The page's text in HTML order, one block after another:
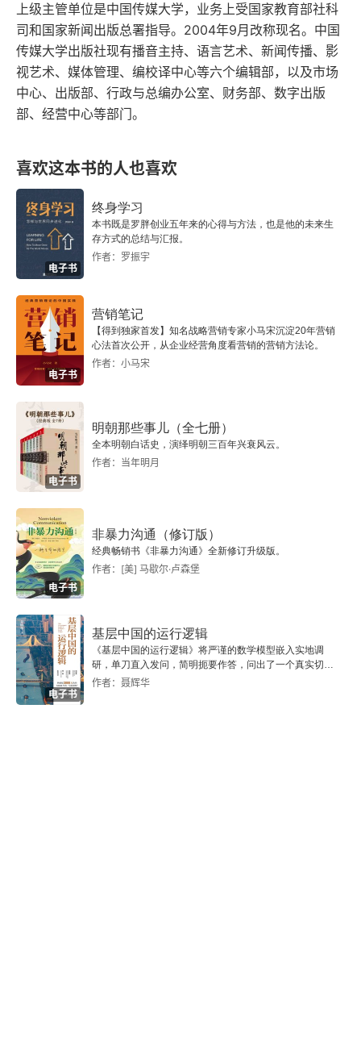
跳出广告 挖掘资源 延伸中国交通广播产业链 ——在
中国广播电视协会交通宣传委员会第十二届年会上的
讲话
中国广播电视协会致交通宣传委员会第十二届年会的
贺词
全心全意地为会员单位做好服务工作 ——在中国广
播电视协会交通宣传委员会第十二届年会上的讲话
·创优评析·
2005年度中国交通广播节目创优评析活动综述
2007年度
·行业前沿·
走产业化道路是实现交通广播可持续发展的必然途径
从借鉴中寻找答案 ——探讨交通广播汽车俱乐部可
操作性架构
刍议中国交通广播产业的合作竞争
·总监论坛·
擦亮服务牌 唱响专业歌
“三推进”确保交通广播的可持续发展
·策划大师·
立足交通“本我” 服务社会大众
打造餐饮文化的盛宴 ——谈《一品长安》运营攻略
上级主管单位是中国传媒大学，业务上受国家教育部社科
司和国家新闻出版总署指导。2004年9月改称现名。中国
传媒大学出版社现有播音主持、语言艺术、新闻传播、影
视艺术、媒体管理、编校译中心等六个编辑部，以及市场
中心、出版部、行政与总编办公室、财务部、数字出版
部、经营中心等部门。
喜欢这本书的人也喜欢
电子书
终身学习
本书既是罗胖创业五年来的心得与方法，也是他的未来生
存方式的总结与汇报。
作者：罗振宇
电子书
营销笔记
【得到独家首发】知名战略营销专家小马宋沉淀20年营销
心法首次公开，从企业经营角度看营销的营销方法论。
作者：小马宋
电子书
明朝那些事儿（全七册）
全本明朝白话史，演绎明朝三百年兴衰风云。
作者：当年明月
电子书
非暴力沟通（修订版）
经典畅销书《非暴力沟通》全新修订升级版。
作者：[美] 马歇尔·卢森堡
电子书
基层中国的运行逻辑
《基层中国的运行逻辑》将严谨的数学模型嵌入实地调
研，单刀直入发问，简明扼要作答，问出了一个真实切近
的基层中国。
作者：聂辉华